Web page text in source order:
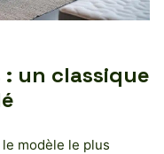
: un classique
modèle le plus